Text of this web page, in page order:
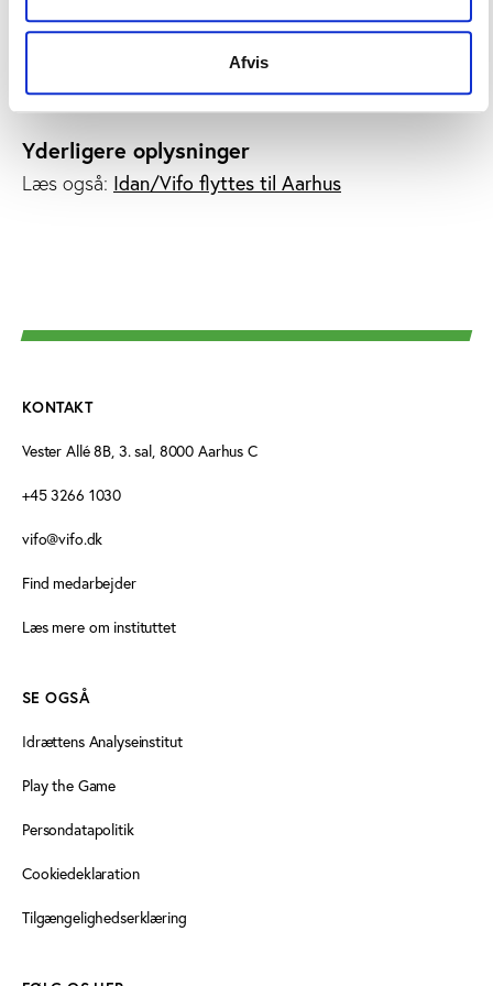
Afvis
medarbejderne og på at aflevere instituttet til min
efterfølger i bedst mulig stand,” siger Henrik H.
Yderligere oplysninger
Læs også: Idan/Vifo flyttes til Aarhus
KONTAKT
Vester Allé 8B, 3. sal, 8000 Aarhus C
+45 3266 1030
vifo@vifo.dk
Find medarbejder
Læs mere om instituttet
SE OGSÅ
Idrættens Analyseinstitut
Play the Game
Persondatapolitik
Cookiedeklaration
Tilgængelighedserklæring